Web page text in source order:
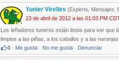
Yunier Virelles (Experto, Mensajes:
23 de abril de 2012 a las 01:03 PM
Los leñadores tuneros están listos para ver que
limpios a las piñas, a los caballos y a las
0 · Me gusta · No me gusta · Denunciar